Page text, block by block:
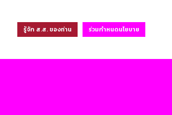
รู้จัก ส.ส. ของท่าน ร่วมกำหนดนโยบาย